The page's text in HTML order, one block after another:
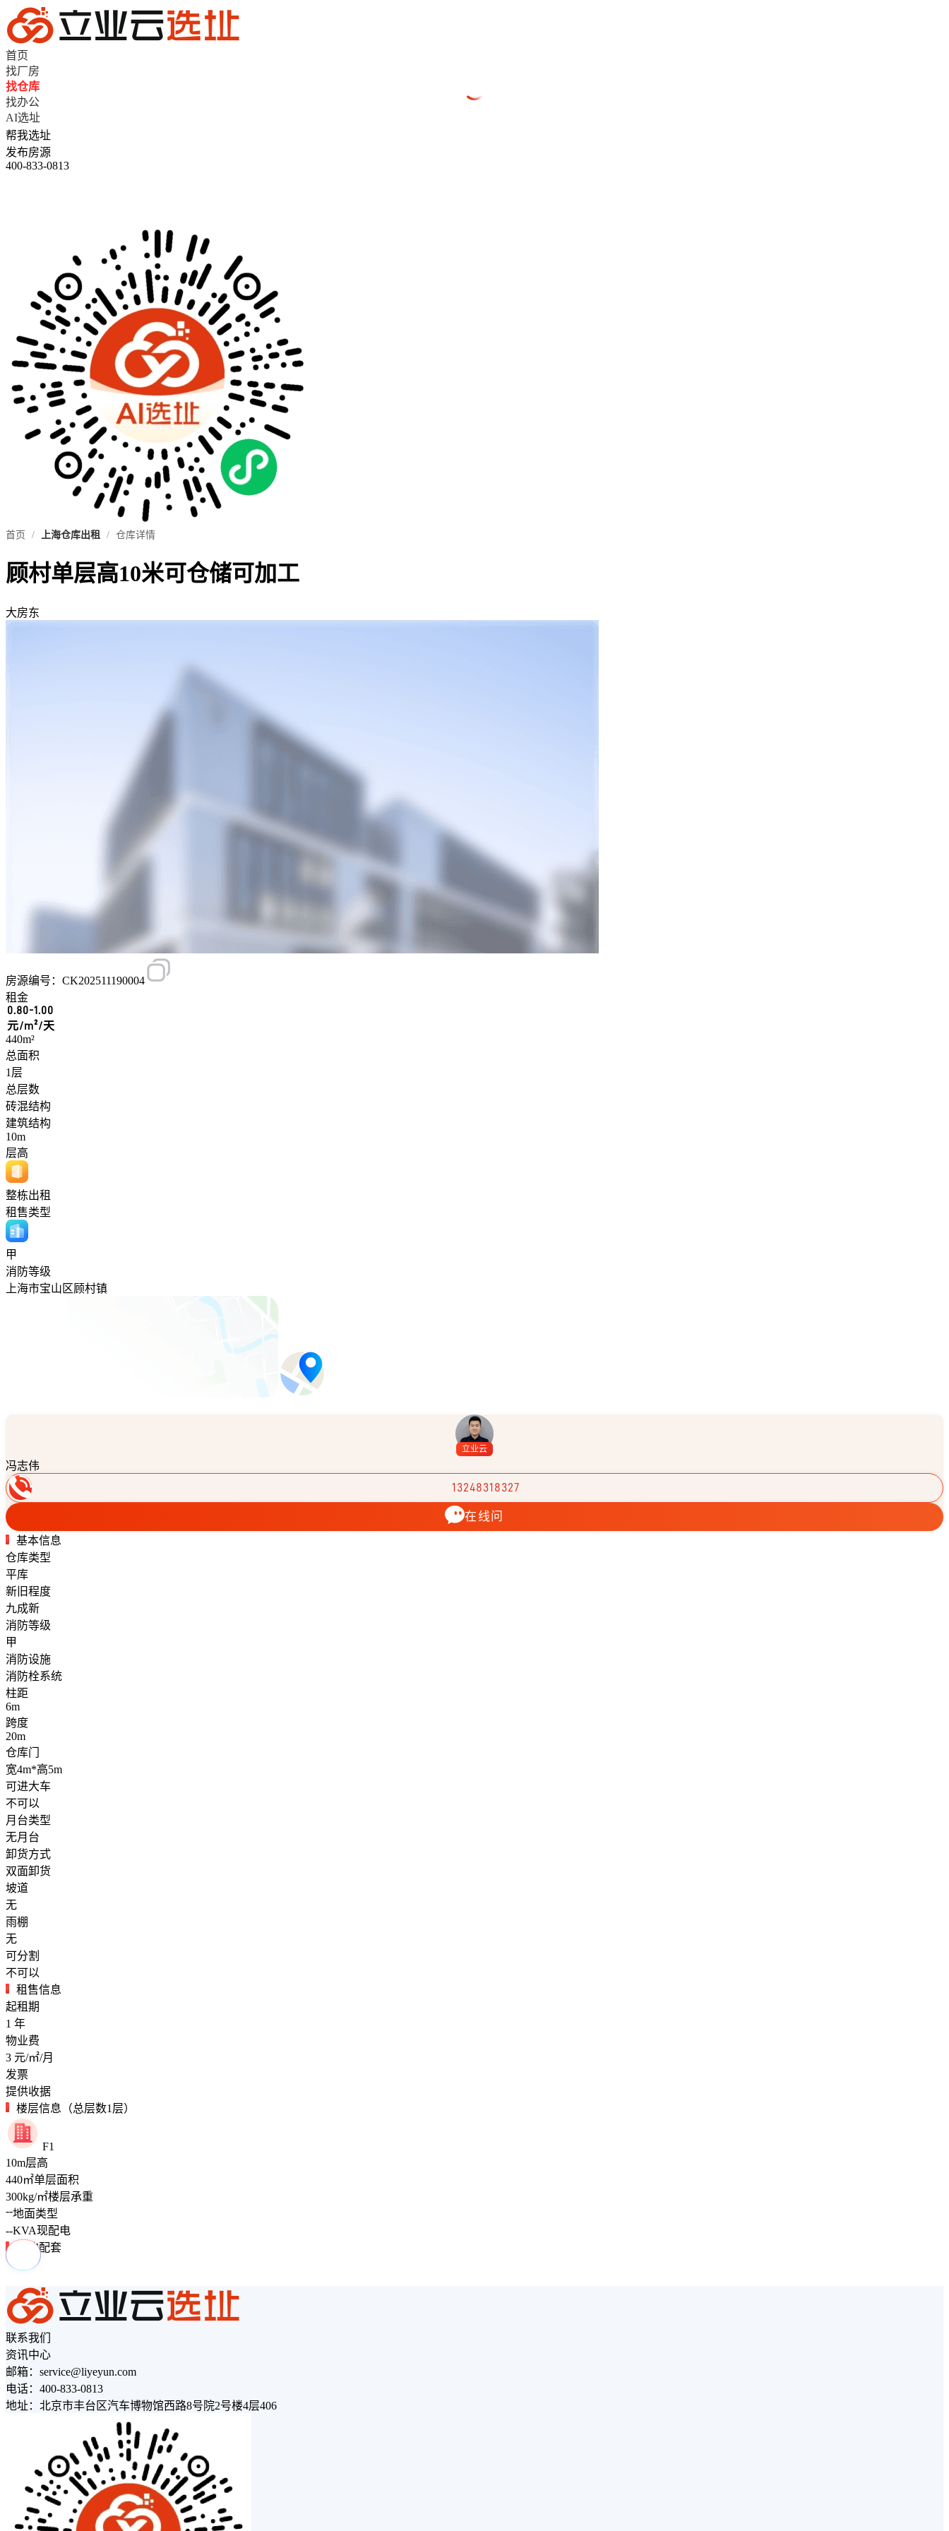
首页
找厂房
找仓库
找办公
AI选址
帮我选址
发布房源
400-833-0813
首页 / 上海仓库出租 / 仓库详情
顾村单层高10米可仓储可加工
大房东
房源编号：CK202511190004
租金
0.80-1.00
元/m²/天
440m²
总面积
1层
总层数
砖混结构
建筑结构
10m
层高
整栋出租
租售类型
甲
消防等级
上海市宝山区顾村镇
立业云
冯志伟
13248318327
在线问
基本信息
仓库类型
平库
新旧程度
九成新
消防等级
甲
消防设施
消防栓系统
柱距
6m
跨度
20m
仓库门
宽4m*高5m
可进大车
不可以
月台类型
无月台
卸货方式
双面卸货
坡道
无
雨棚
无
可分割
不可以
租售信息
起租期
1 年
物业费
3 元/㎡/月
发票
提供收据
楼层信息（总层数1层）
F1
10m层高
440㎡单层面积
300kg/㎡楼层承重
--地面类型
--KVA现配电
周边配套
联系我们
资讯中心
邮箱：service@liyeyun.com
电话：400-833-0813
地址：北京市丰台区汽车博物馆西路8号院2号楼4层406